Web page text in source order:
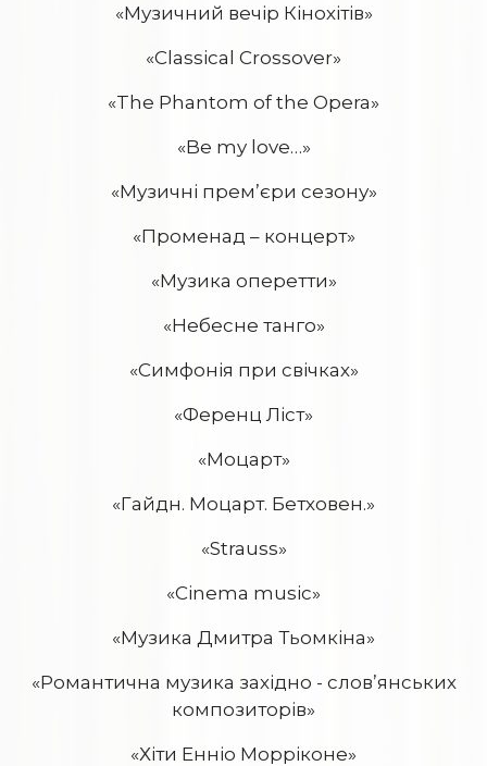
«Музичний вечір Кінохітів»
«Classical Сrossover»
«The Рhantom of the Оpera»
«Be my love…»
«Музичні прем’єри сезону»
«Променад – концерт»
«Музика оперетти»
«Небесне танго»
«Симфонія при свічках»
«Ференц Ліст»
«Моцарт»
«Гайдн. Моцарт. Бетховен.»
«Strauss»
«Cinema music»
«Музика Дмитра Тьомкіна»
«Романтична музика західно - слов’янських
композиторів»
«Хіти Енніо Морріконе»